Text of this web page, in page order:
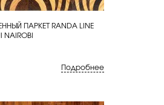
ПАРКЕТ RANDA LINE
NAIROBI
Подробнее